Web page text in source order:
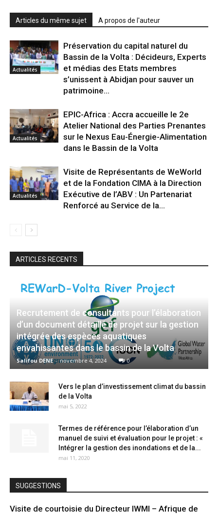
Articles du même sujet A propos de l'auteur
Actualités
Préservation du capital naturel du
Bassin de la Volta : Décideurs, Experts
et médias des Etats membres
s’unissent à Abidjan pour sauver un
patrimoine...
Actualités
EPIC-Africa : Accra accueille le 2e
Atelier National des Parties Prenantes
sur le Nexus Eau-Énergie-Alimentation
dans le Bassin de la Volta
Actualités
Visite de Représentants de WeWorld
et de la Fondation CIMA à la Direction
Exécutive de l’ABV : Un Partenariat
Renforcé au Service de la...
ARTICLES RECENTS
Recrutement de consultants pour l’élaboration
d’un document détaillé de projet sur la gestion
intégrée des espèces aquatiques
envahissantes dans le bassin de la Volta
Salifou DENE - novembre 4, 2024 0
Vers le plan d’investissement climat du bassin
de la Volta
mai 5, 2022
Termes de référence pour l’élaboration d’un
manuel de suivi et évaluation pour le projet : «
Intégrer la gestion des inondations et de la...
mai 11, 2020
SUGGESTIONS
Visite de courtoisie du Directeur IWMI – Afrique de